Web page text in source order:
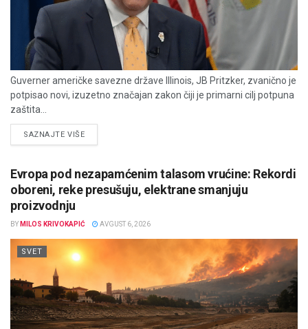
Guverner američke savezne države Illinois, JB Pritzker, zvanično je
potpisao novi, izuzetno značajan zakon čiji je primarni cilj potpuna
zaštita...
SAZNAJTE VIŠEDETAILS
Evropa pod nezapamćenim talasom vrućine: Rekordi
oboreni, reke presušuju, elektrane smanjuju
proizvodnju
BY MILOS KRIVOKAPIĆ AVGUST 6, 2026
SVET